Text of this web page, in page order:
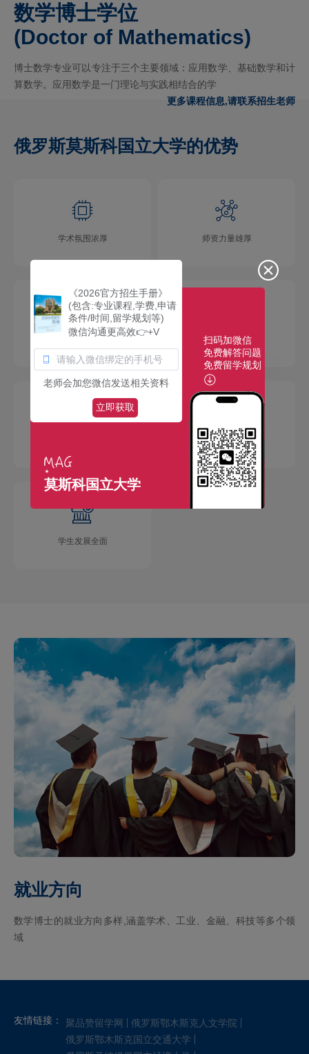
数学博士学位
(Doctor of Mathematics)
博士数学专业可以专注于三个主要领域：应用数学、基础数学和计
算数学。应用数学是一门理论与实践相结合的学
更多课程信息,请联系招生老师
俄罗斯莫斯科国立大学的优势
学术氛围浓厚 师资力量雄厚
校园环境优美 社团活动多彩
学术成果丰硕
学生发展全面
就业方向
数学博士的就业方向多样,涵盖学术、工业、金融、科技等多个领
域
友情链接： 聚品赞留学网
俄罗斯鄂木斯克人文学院
俄罗斯鄂木斯克国立交通大学
《2026官方招生手册》
(包含:专业课程,学费,申请
条件/时间,留学规划等)
微信沟通更高效👉+V
老师会加您微信发送相关资料
立即获取
莫斯科国立大学
扫码加微信
免费解答问题
免费留学规划